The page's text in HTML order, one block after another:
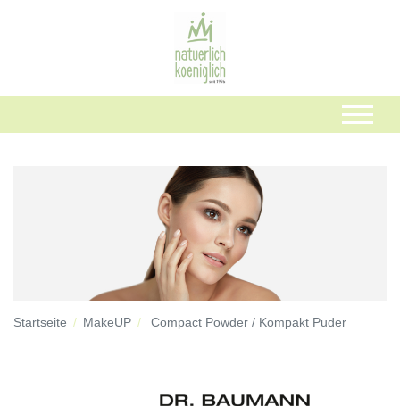
Startseite MakeUP Compact Powder / Kompakt Puder